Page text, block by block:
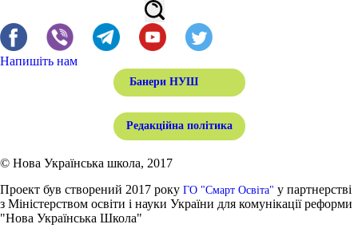
Напишіть нам
Банери НУШ
Редакційна політика
© Нова Українська школа, 2017
Проект був створений 2017 року ГО "Смарт Освіта" у партнерстві
з Міністерством освіти і науки України для комунікації реформи
"Нова Українська Школа"